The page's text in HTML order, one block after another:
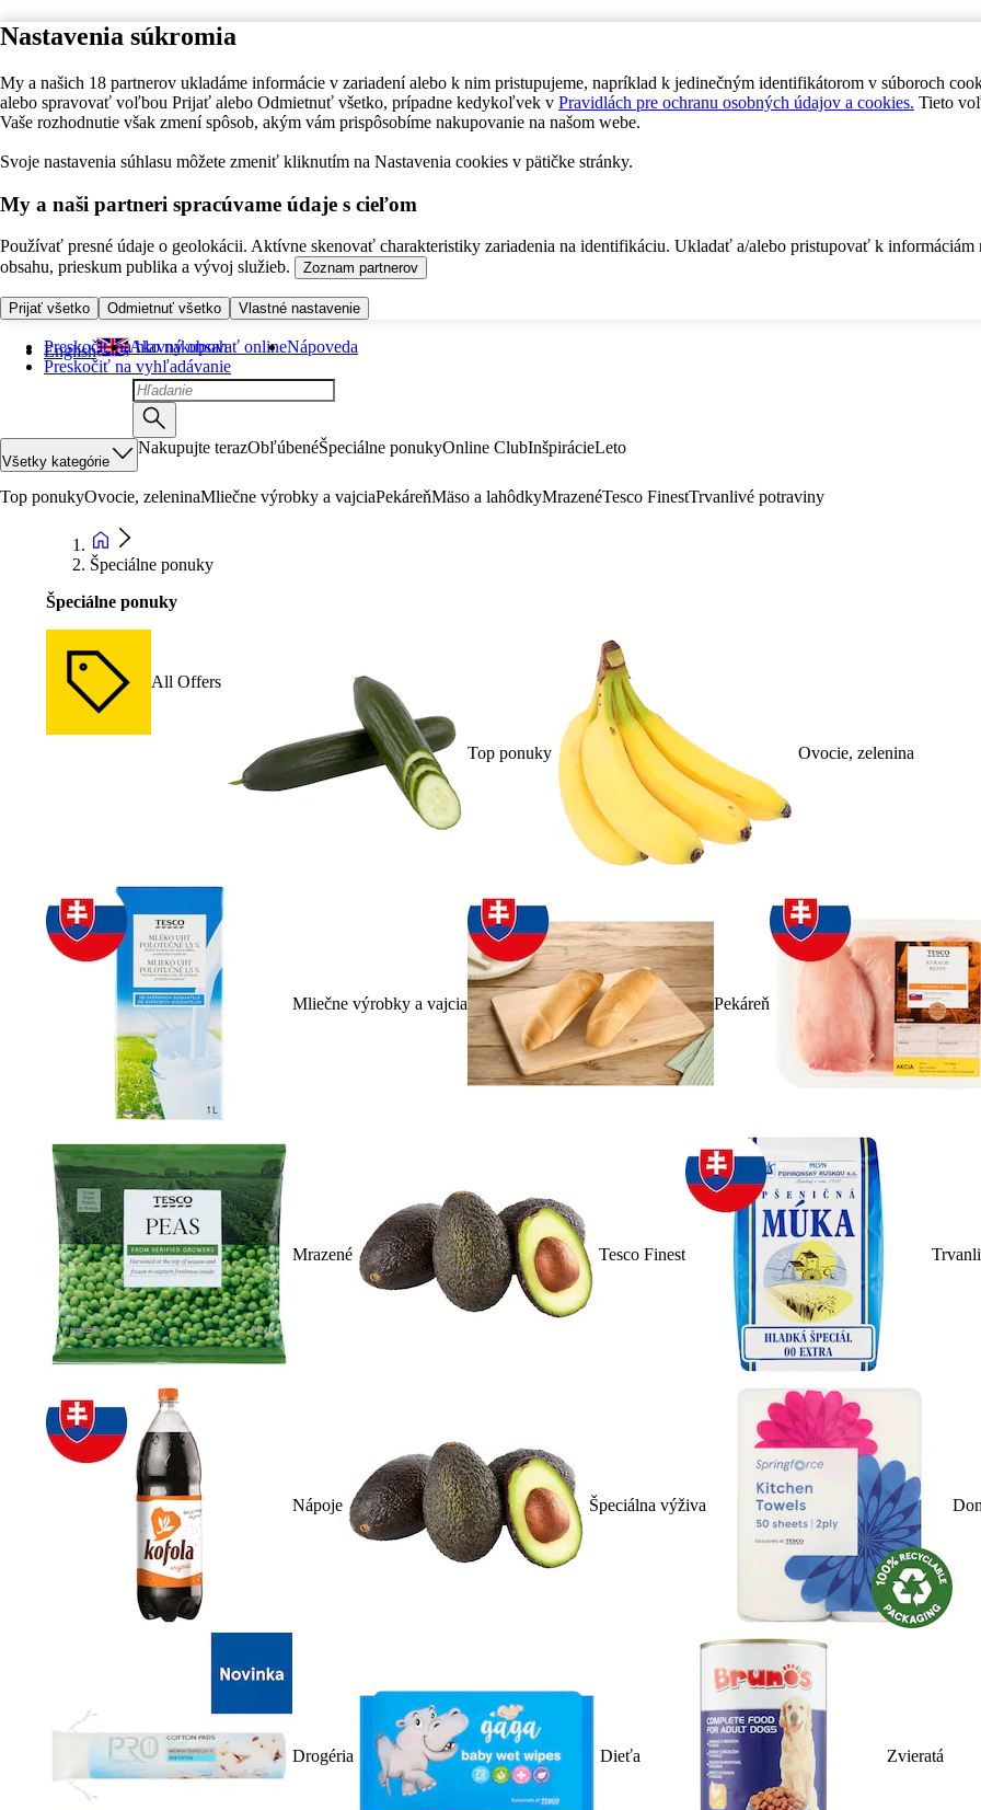
Nastavenia súkromia
My a našich 18 partnerov ukladáme informácie v zariadení alebo k nim pristupujeme, napríklad k jedinečným identifikátorom v súboroch
alebo spravovať voľbou Prijať alebo Odmietnuť všetko, prípadne kedykoľvek v Pravidlách pre ochranu osobných údajov a cookies. Tieto
Vaše rozhodnutie však zmení spôsob, akým vám prispôsobíme nakupovanie na našom webe.
Svoje nastavenia súhlasu môžete zmeniť kliknutím na Nastavenia cookies v pätičke stránky.
My a naši partneri spracúvame údaje s cieľom
Používať presné údaje o geolokácii. Aktívne skenovať charakteristiky zariadenia na identifikáciu. Ukladať a/alebo pristupovať k informáciám
obsahu, prieskum publika a vývoj služieb.
Zoznam partnerov
Prijať všetko Odmietnuť všetko Vlastné nastavenie
Preskočiť na hlavný obsah
Preskočiť na vyhľadávanie
English Ako nakupovať onlineNápoveda
Všetky kategórie
Nakupujte terazObľúbenéŠpeciálne ponukyOnline ClubInšpirácieLeto
Top ponukyOvocie, zeleninaMliečne výrobky a vajciaPekáreňMäso a lahôdkyMrazenéTesco FinestTrvanlivé potraviny
Špeciálne ponuky
Špeciálne ponuky
All Offers
Top ponuky Ovocie, zelenina
Mliečne výrobky a vajcia Pekáreň
Mrazené Tesco Finest
Nápoje Špeciálna výživa
Drogéria Dieťa Zvieratá